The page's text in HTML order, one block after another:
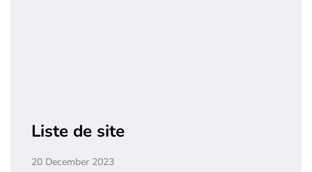
Liste de site
20 December 2023